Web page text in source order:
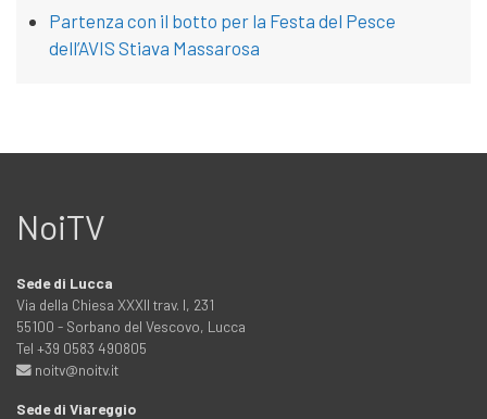
Partenza con il botto per la Festa del Pesce
dell’AVIS Stiava Massarosa
NoiTV
Sede di Lucca
Via della Chiesa XXXII trav. I, 231
55100 - Sorbano del Vescovo, Lucca
Tel +39 0583 490805
noitv@noitv.it
Sede di Viareggio